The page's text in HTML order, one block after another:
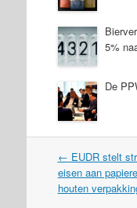
5%
De
Post
navigation
← EUDR stelt
eisen aan
houten